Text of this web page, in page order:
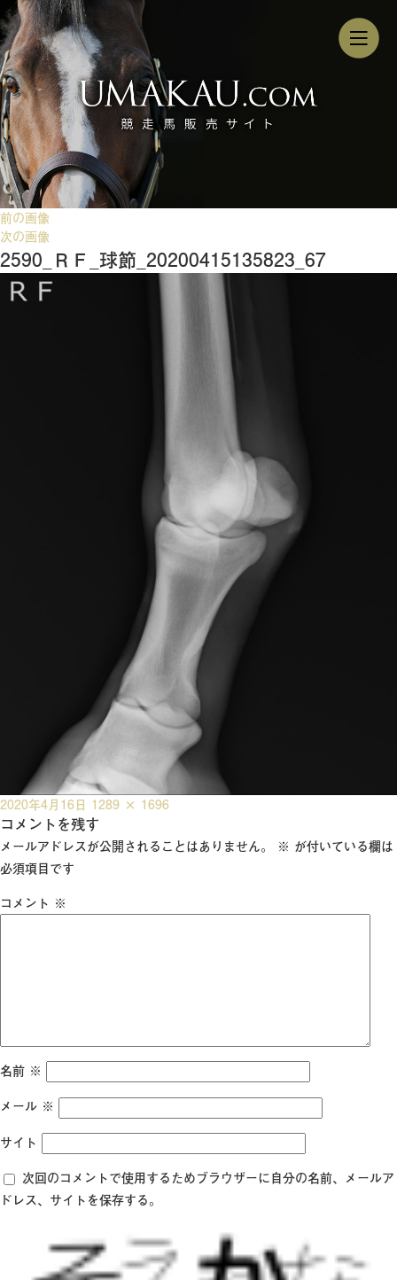
前の画像
次の画像
2590_ＲＦ_球節_20200415135823_67
投
稿
日:
2020年4月16日 フ
ル
サ
1289 × 1696
コメントを残す
メールアドレスが公開されることはありません。 ※ が付いている欄は
必須項目です
コメント ※
名前 ※
メール ※
サイト
次回のコメントで使用するためブラウザーに自分の名前、メールア
ドレス、サイトを保存する。